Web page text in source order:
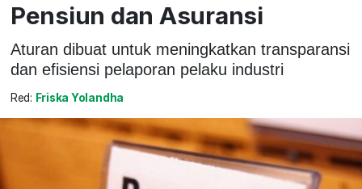
Pensiun dan Asuransi
Aturan dibuat untuk meningkatkan transparansi
dan efisiensi pelaporan pelaku industri
Red: Friska Yolandha